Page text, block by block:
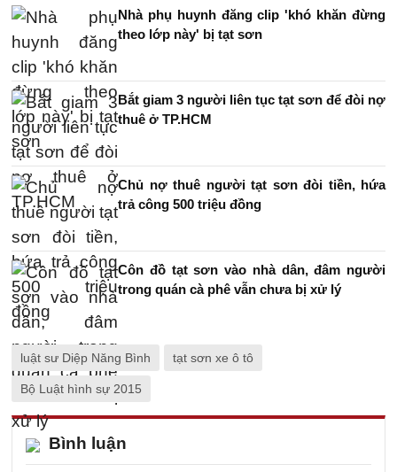
Nhà phụ huynh đăng clip 'khó khăn đừng
theo lớp này' bị tạt sơn
Bắt giam 3 người liên tục tạt sơn để đòi nợ
thuê ở TP.HCM
Chủ nợ thuê người tạt sơn đòi tiền, hứa
trả công 500 triệu đồng
Côn đồ tạt sơn vào nhà dân, đâm người
trong quán cà phê vẫn chưa bị xử lý
luật sư Diệp Năng Bình tạt sơn xe ô tô
Bộ Luật hình sự 2015
Bình luận